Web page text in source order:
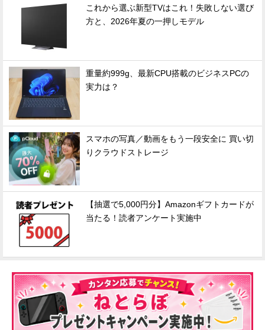
これから選ぶ新型TVはこれ！失敗しない選び
方と、2026年夏の一押しモデル
重量約999g、最新CPU搭載のビジネスPCの
実力は？
スマホの写真／動画をもう一段安全に 買い切
りクラウドストレージ
【抽選で5,000円分】Amazonギフトカードが
当たる！読者アンケート実施中